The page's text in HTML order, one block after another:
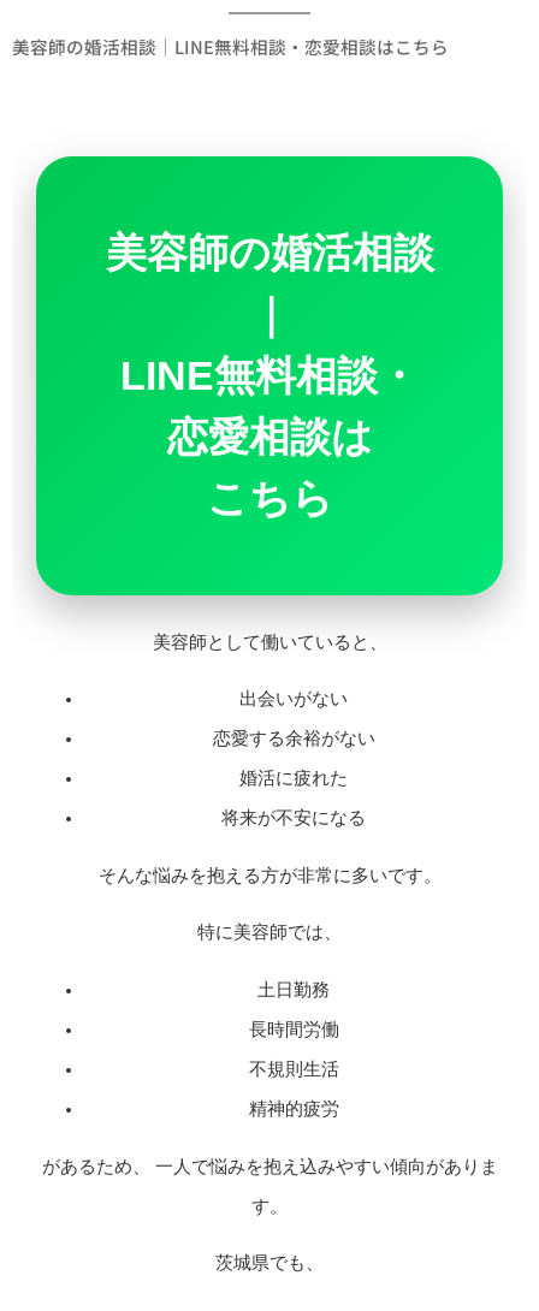
美容師の婚活相談｜LINE無料相談・恋愛相談はこちら
美容師の婚活相談
LINE無料相談・
恋愛相談は
こちら
美容師として働いていると、
出会いがない
恋愛する余裕がない
婚活に疲れた
将来が不安になる
そんな悩みを抱える方が非常に多いです。
特に美容師では、
土日勤務
長時間労働
不規則生活
精神的疲労
があるため、 一人で悩みを抱え込みやすい傾向がありま
す。
茨城県でも、